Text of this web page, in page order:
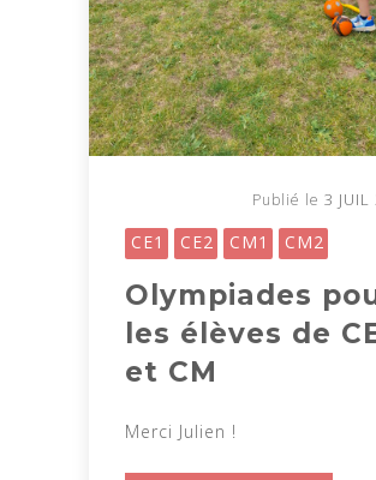
Publié le 3 JUIL
CE1 CE2 CM1 CM2
Olympiades
les élèves de
et CM
Merci Julien !